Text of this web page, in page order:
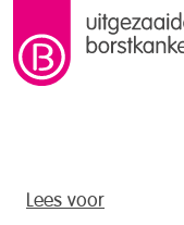
naar de inhoud
Lees voor